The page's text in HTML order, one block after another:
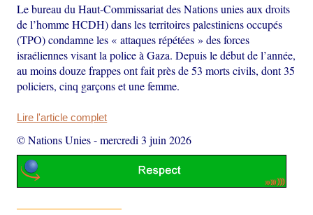
Le bureau du Haut-Commissariat des Nations unies aux droits
de l’homme HCDH) dans les territoires palestiniens occupés
(TPO) condamne les « attaques répétées » des forces
israéliennes visant la police à Gaza. Depuis le début de l’année,
au moins douze frappes ont fait près de 53 morts civils, dont 35
policiers, cinq garçons et une femme.
Lire l'article complet
© Nations Unies-mercredi 3 juin 2026